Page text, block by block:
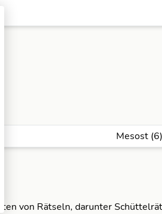
Mesost (6)
von Rätseln, darunter